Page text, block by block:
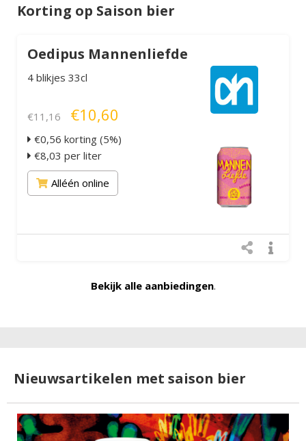
Korting op Saison bier
Oedipus Mannenliefde
4 blikjes 33cl
€11,16 €10,60
€0,56 korting (5%)
€8,03 per liter
Alléén online
Bekijk alle aanbiedingen.
Nieuwsartikelen met saison bier